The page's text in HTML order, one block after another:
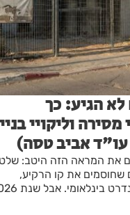
הגיע: כך
וליקויי
את המראה הזה היטב:
שחוסמים את קו הרקיע,
והבטחות לדירות יוקרה
רוכשי הדירות ודיירי